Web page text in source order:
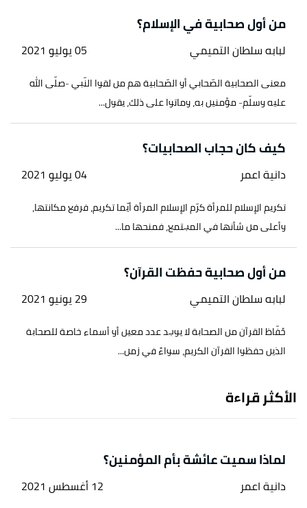
من أول صحابية في الإسلام؟
لبابه سلطان التميمي 05 يوليو 2021
معنى الصحابية الصّحابي أو الصّحابية هم من لقوا النّبي -صلّى الله
عليه وسلّم- مؤمنين به، وماتوا على ذلك، يقول...
كيف كان حجاب الصحابيات؟
دانية اعمر 04 يوليو 2021
تكريم الإسلام للمرأة كرّم الإسلام المرأة أيّما تكريم، فرفع مكانتها،
وأعلى من شأنها في المجتمع، فمنحها ما...
من أول صحابية حفظت القرآن؟
لبابه سلطان التميمي 29 يونيو 2021
حُفّاظ القرآن من الصحابة لا يوجد عدد معين أو أسماء خاصة للصحابة
الذين حفظوا القرآن الكريم، سواءً في زمن...
الأكثر قراءة
لماذا سميت عائشة بأم المؤمنين؟
دانية اعمر 12 أغسطس 2021